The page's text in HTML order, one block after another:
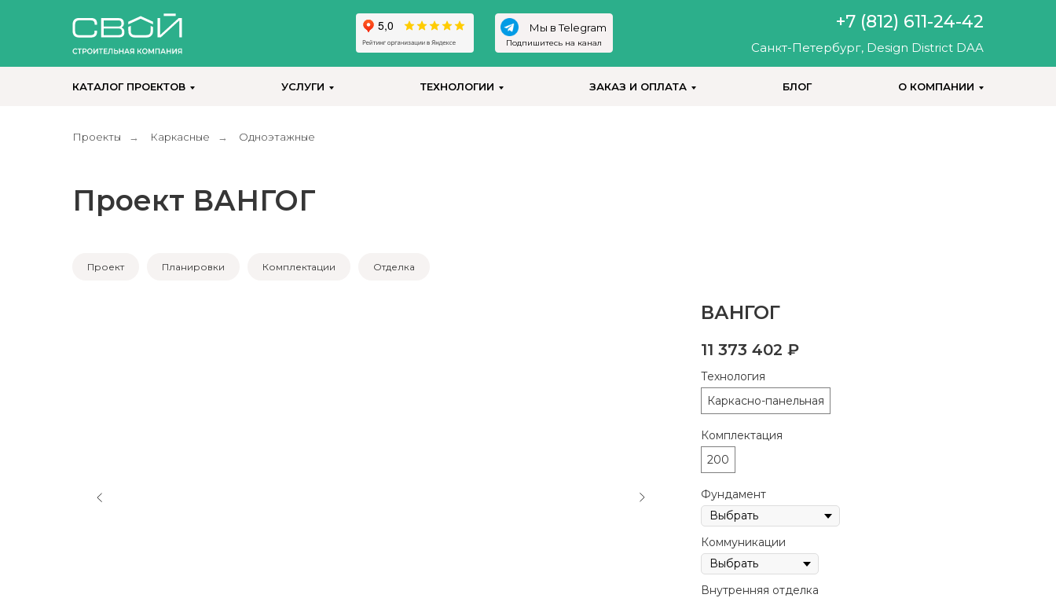
+7 (812) 611-24-42
Санкт-Петербург, Design District DAA
Мы в Telegram
Подпишитесь на канал
КАТАЛОГ ПРОЕКТОВ УСЛУГИ ТЕХНОЛОГИИ ЗАКАЗ И ОПЛАТА БЛОГ О КОМПАНИИ
Проекты → Каркасные → Одноэтажные
Проект ВАНГОГ
Проект Планировки Комплектации Отделка
ВАНГОГ
11 373 402 ₽
Технология
Каркасно-панельная
Комплектация
200
Фундамент
Коммуникации
Внутренняя отделка